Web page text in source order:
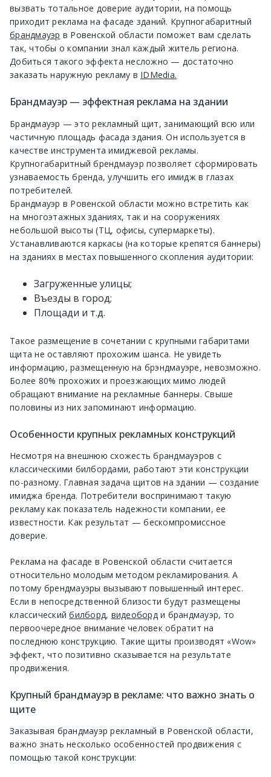
вызвать тотальное доверие аудитории, на помощь
приходит реклама на фасаде зданий. Крупногабаритный
брандмауэр в Ровенской области поможет вам сделать
так, чтобы о компании знал каждый житель региона.
Добиться такого эффекта несложно — достаточно
заказать наружную рекламу в IDMedia.
Брандмауэр — эффектная реклама на здании
Брандмауэр — это рекламный щит, занимающий всю или
частичную площадь фасада здания. Он используется в
качестве инструмента имиджевой рекламы.
Крупногабаритный брендмауэр позволяет сформировать
узнаваемость бренда, улучшить его имидж в глазах
потребителей.
Брандмауэр в Ровенской области можно встретить как
на многоэтажных зданиях, так и на сооружениях
небольшой высоты (ТЦ, офисы, супермаркеты).
Устанавливаются каркасы (на которые крепятся баннеры)
на зданиях в местах повышенного скопления аудитории:
Загруженные улицы;
Въезды в город;
Площади и т.д.
Такое размещение в сочетании с крупными габаритами
щита не оставляют прохожим шанса. Не увидеть
информацию, размещенную на брэндмауэре, невозможно.
Более 80% прохожих и проезжающих мимо людей
обращают внимание на рекламные баннеры. Свыше
половины из них запоминают информацию.
Особенности крупных рекламных конструкций
Несмотря на внешнюю схожесть брандмауэров с
классическими билбордами, работают эти конструкции
по-разному. Главная задача щитов на здании — создание
имиджа бренда. Потребители воспринимают такую
рекламу как показатель надежности компании, ее
известности. Как результат — бескомпромиссное
доверие.
Реклама на фасаде в Ровенской области считается
относительно молодым методом рекламирования. А
потому брендмауэры вызывают повышенный интерес.
Если в непосредственной близости будут размещены
классическийбилборд, видеоборд и брандмауэр, то
первоочередное внимание человек обратит на
последнюю конструкцию. Такие щиты производят «Wow»
эффект, что позитивно сказывается на результате
продвижения.
Крупный брандмауэр в рекламе: что важно знать о
щите
Заказывая брандмауэр рекламный в Ровенской области,
важно знать несколько особенностей продвижения с
помощью такой конструкции: